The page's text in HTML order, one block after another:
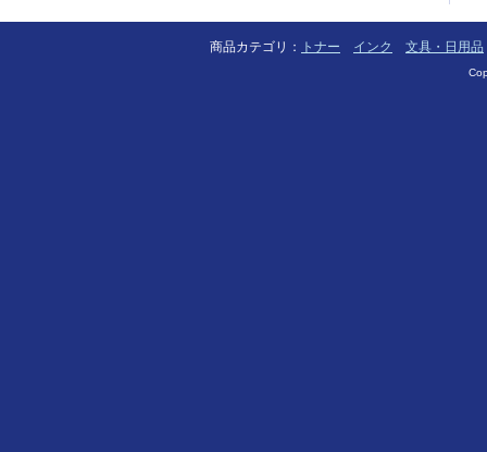
商品カテゴリ： トナー インク 文具・日用品